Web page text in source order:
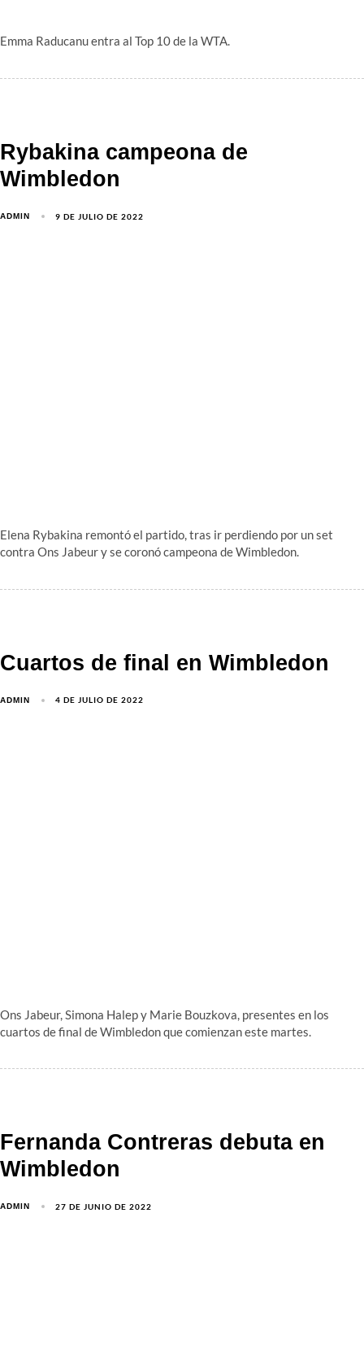
Emma Raducanu entra al Top 10 de la WTA.
Rybakina campeona de
Wimbledon
ADMIN 9 DE JULIO DE 2022
Elena Rybakina remontó el partido, tras ir perdiendo por un set
contra Ons Jabeur y se coronó campeona de Wimbledon.
Cuartos de final en Wimbledon
ADMIN 4 DE JULIO DE 2022
Ons Jabeur, Simona Halep y Marie Bouzkova, presentes en los
cuartos de final de Wimbledon que comienzan este martes.
Fernanda Contreras debuta en
Wimbledon
ADMIN 27 DE JUNIO DE 2022